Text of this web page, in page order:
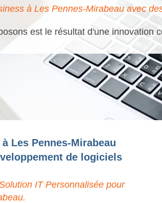
à Les Pennes-Mirabeau avec
est le résultat d'une innovation
Les Pennes-Mirabeau
de logiciels
IT Personnalisée pour